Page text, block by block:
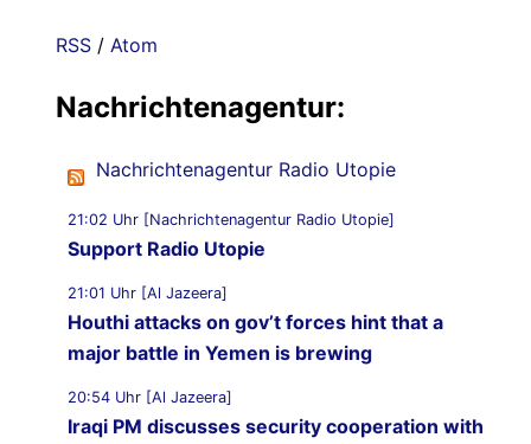
RSS / Atom
Nachrichtenagentur:
Nachrichtenagentur Radio Utopie
21:02 Uhr [Nachrichtenagentur Radio Utopie]
Support Radio Utopie
21:01 Uhr [Al Jazeera]
Houthi attacks on gov’t forces hint that a
major battle in Yemen is brewing
20:54 Uhr [Al Jazeera]
Iraqi PM discusses security cooperation with